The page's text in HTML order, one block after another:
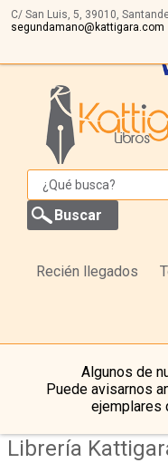
C/ San Luis, 5, 39010,
segundamano@kattigara.com
Recién llegados
Algunos de
Puede avisarnos
ejemplares
Librería